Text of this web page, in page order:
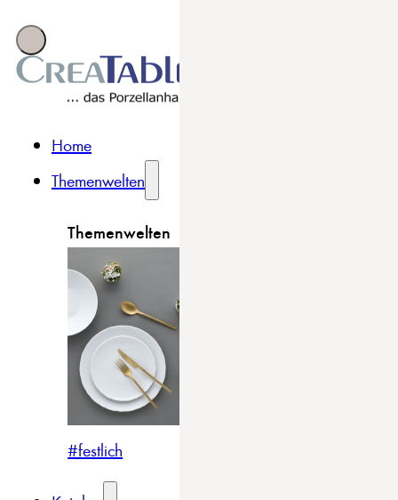
Home
Themenwelten
Themenwelten
#festlich